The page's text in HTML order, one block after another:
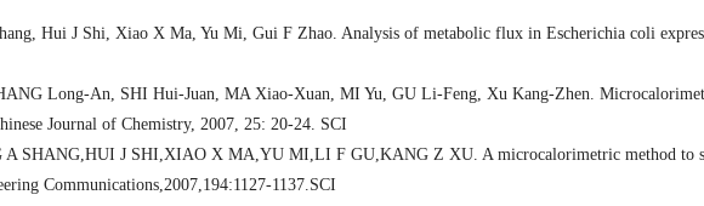
Hui J Shi, Xiao X Ma, Yu Mi, Gui F Zhao. Analysis of metabolic flux in Escherichia coli
Long-An, SHI Hui-Juan, MA Xiao-Xuan, MI Yu, GU Li-Feng, Xu Kang-Zhen.
Journal of Chemistry, 2007, 25: 20-24. SCI
A SHANG,HUI J SHI,XIAO X MA,YU MI,LI F GU,KANG Z XU. A microcalorimetric method to
Communications,2007,194:1127-1137.SCI